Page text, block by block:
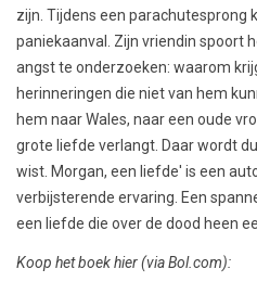
zijn. Tijdens een parachutesprong
paniekaanval. Zijn vriendin spoort
angst te onderzoeken: waarom
herinneringen die niet van hem
hem naar Wales, naar een oude
grote liefde verlangt. Daar wordt
wist. Morgan, een liefde' is een
verbijsterende ervaring. Een
een liefde die over de dood heen
Koop het boek hier(via Bol.com):